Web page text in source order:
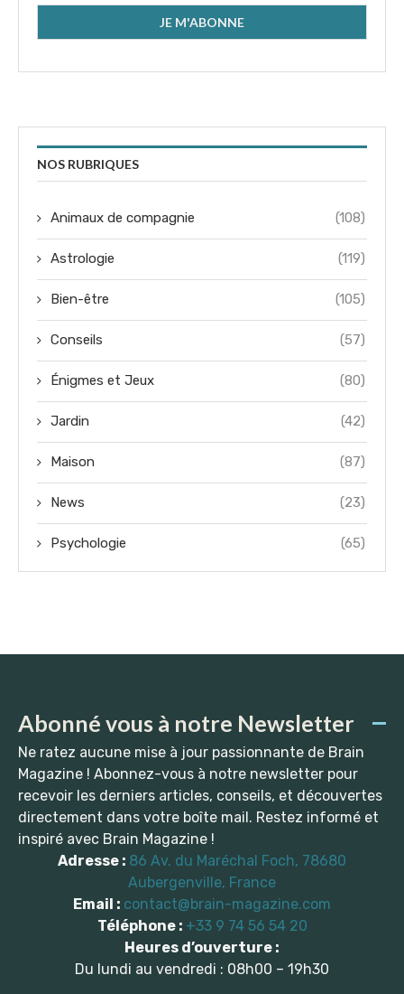
NOS RUBRIQUES
Animaux de compagnie (108)
Astrologie (119)
Bien-être (105)
Conseils (57)
Énigmes et Jeux (80)
Jardin (42)
Maison (87)
News (23)
Psychologie (65)
Abonné vous à notre Newsletter
Ne ratez aucune mise à jour passionnante de Brain
Magazine ! Abonnez-vous à notre newsletter pour
recevoir les derniers articles, conseils, et découvertes
directement dans votre boîte mail. Restez informé et
inspiré avec Brain Magazine !
Adresse : 86 Av. du Maréchal Foch, 78680
Aubergenville, France
Email : contact@brain-magazine.com
Téléphone : +33 9 74 56 54 20
Heures d’ouverture :
Du lundi au vendredi : 08h00 – 19h30